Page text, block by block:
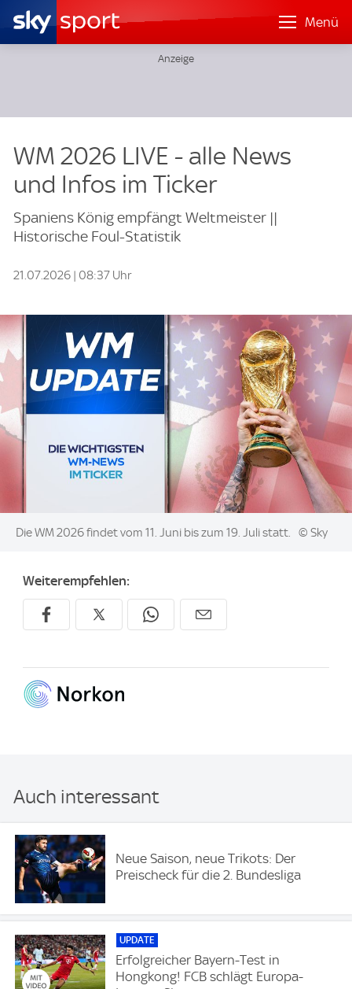
Menü
WM 2026 LIVE - alle News
und Infos im Ticker
Spaniens König empfängt Weltmeister ||
Historische Foul-Statistik
21.07.2026 | 08:37 Uhr
Image:
Die WM 2026 findet vom 11. Juni bis zum 19. Juli statt. © Sky
Weiterempfehlen:
Auch interessant
Neue Saison, neue Trikots: Der
Preischeck für die 2. Bundesliga
UPDATE
Erfolgreicher Bayern-Test in
Hongkong! FCB schlägt Europa-